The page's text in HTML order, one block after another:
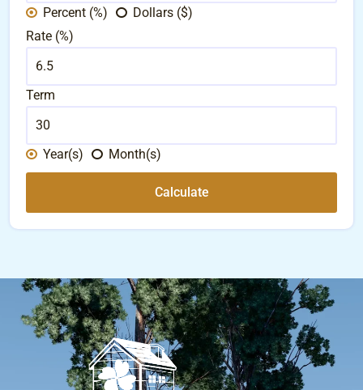
Percent (%)
Dollars ($)
Rate (%)
Term
Year(s) Month(s)
Calculate